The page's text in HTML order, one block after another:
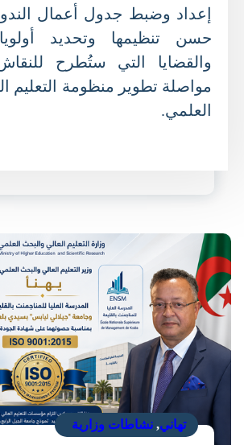
إعداد وضبط جدول أعمال
حسن تنظيمها وتحديد
والقضايا التي ستُطرح
مواصلة تطوير منظومة التعليم
العلمي.
تهاني,نشاطات وزارية